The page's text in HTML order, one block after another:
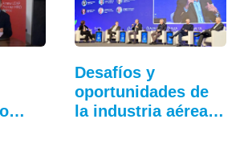
Desafíos y
oportunidades de
la industria aérea